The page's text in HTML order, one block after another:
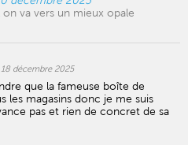
va vers un mieux opale
18 décembre 2025
que la fameuse boîte de
les magasins donc je me suis
pas et rien de concret de sa